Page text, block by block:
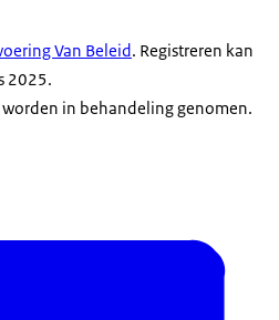
Van Beleid. Registreren kan
2025.
in behandeling genomen.